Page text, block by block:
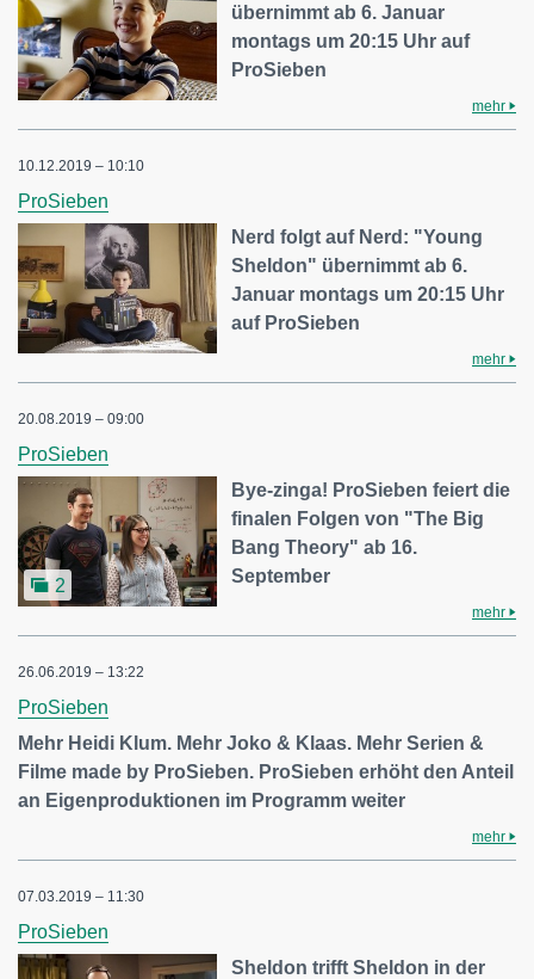
übernimmt ab 6. Januar
montags um 20:15 Uhr auf
ProSieben
mehr
10.12.2019 – 10:10
ProSieben
Nerd folgt auf Nerd: "Young
Sheldon" übernimmt ab 6.
Januar montags um 20:15 Uhr
auf ProSieben
mehr
20.08.2019 – 09:00
ProSieben
2
Bye-zinga! ProSieben feiert die
finalen Folgen von "The Big
Bang Theory" ab 16.
September
mehr
26.06.2019 – 13:22
ProSieben
Mehr Heidi Klum. Mehr Joko & Klaas. Mehr Serien &
Filme made by ProSieben. ProSieben erhöht den Anteil
an Eigenproduktionen im Programm weiter
mehr
07.03.2019 – 11:30
ProSieben
Sheldon trifft Sheldon in der